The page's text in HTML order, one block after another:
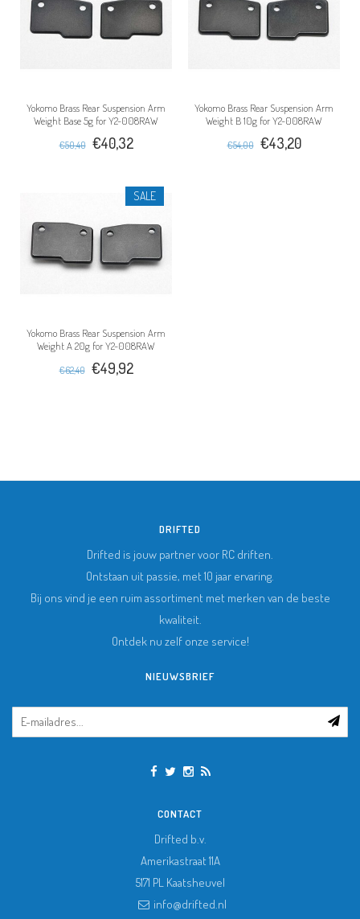
Yokomo Brass Rear Suspension Arm
Weight Base 5g for Y2-008RAW
€50,40 €40,32
Yokomo Brass Rear Suspension Arm
Weight B 10g for Y2-008RAW
€54,00 €43,20
SALE
Yokomo Brass Rear Suspension Arm
Weight A 20g for Y2-008RAW
€62,40 €49,92
DRIFTED
Drifted is jouw partner voor RC driften.
Ontstaan uit passie, met 10 jaar ervaring.
Bij ons vind je een ruim assortiment met merken van de beste
kwaliteit.
Ontdek nu zelf onze service!
NIEUWSBRIEF
CONTACT
Drifted b.v.
Amerikastraat 11A
5171 PL Kaatsheuvel
info@drifted.nl